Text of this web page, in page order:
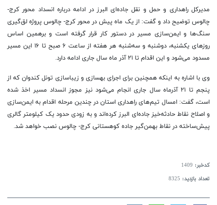
مدیرکل راهداری و حمل و نقل جاده‌ای البرز در ادامه درباره انسداد محور کرج-
چالوس توضیح داد و گفت: از یک ماه پیش در محور کرج- چالوس پروژه لق‌گیری
سنگ‌ها و ایمن‌سازی مسیر در دستور کار قرار گرفته است و برهمین اساس
روزهای یکشنبه، دوشنبه و سه‌شنبه هر هفته از ساعت ۶ صبح تا ۱۶ این مسیر
مسدود می‌شود و این اقدام تا ۲۱ آذر ماه سال جاری ادامه دارد.
وی با اشاره به اینکه همچنین برای اجرای بهسازی و زیباسازی تونل کندوان که از
پنجم تا ۲۱ آذرماه سال جاری انجام می‌شود نیز مجوز انسداد مسیر اخذ شده
است، گفت: امسال تیم‌های راهداری استان در چندین مرحله اقدام به ایمن‌سازی
و اصلاح نقاط حادثه‌خیز جاده‌ای البرز کرده‌اند و به زودی حدود یک کیلومتر گالری
پیش‌ساخته در نقاط بهمن‌گیر جاده کوهستانی کرج- چالوس نصب خواهد شد.
کدخبر: 1409
تعداد بازدید: 8325